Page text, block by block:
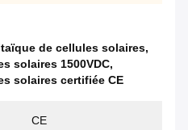
de cellules solaires,
solaires 1500VDC,
solaires certifiée CE
CE